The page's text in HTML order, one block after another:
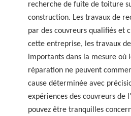
recherche de fuite de toiture
construction. Les travaux de
par des couvreurs qualifiés et
cette entreprise, les travaux
importants dans la mesure où
réparation ne peuvent
cause déterminée avec
expériences des couvreurs de
pouvez être tranquilles